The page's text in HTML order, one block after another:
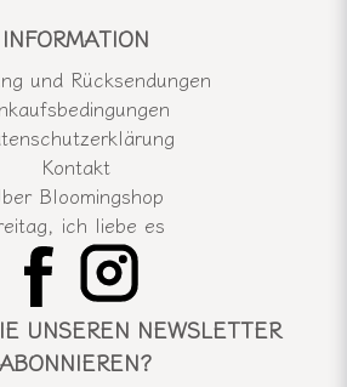
INFORMATION
und Rücksendungen
Kontakt
Bloomingshop
ich liebe es
UNSEREN NEWSLETTER
ABONNIEREN?